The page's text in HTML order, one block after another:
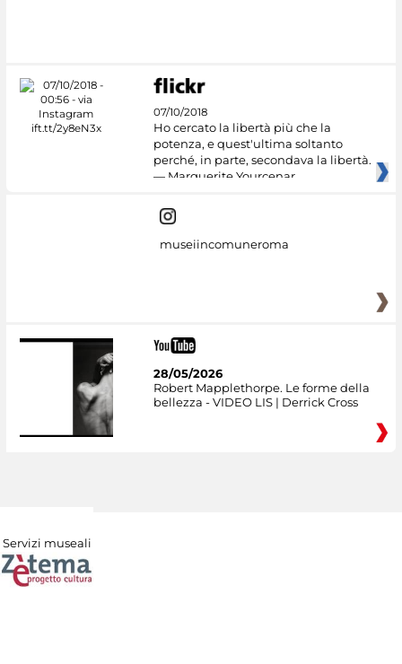
07/10/2018
Ho cercato la libertà più che la
potenza, e quest'ultima soltanto
perché, in parte, secondava la libertà.
— Marguerite Yourcenar
museiincomuneroma
28/05/2026
Robert Mapplethorpe. Le forme della
bellezza - VIDEO LIS | Derrick Cross
Servizi museali